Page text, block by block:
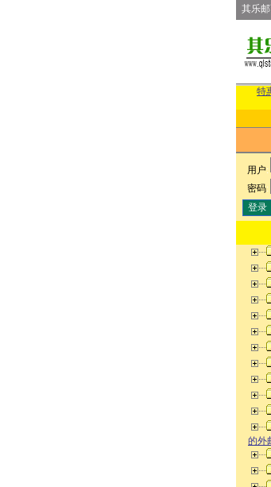
其乐
特
用户:
密码:
的外